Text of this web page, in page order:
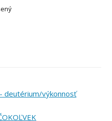
deutérium/výkonnosť